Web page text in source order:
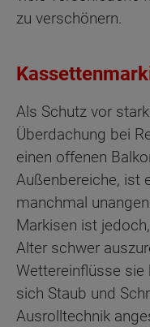
zu verschönern.
Als Schutz vor
Überdachung bei
einen offenen
Außenbereiche, ist
manchmal
Markisen ist
Alter schwer
Wettereinflüsse
sich Staub und
Ausrolltechnik